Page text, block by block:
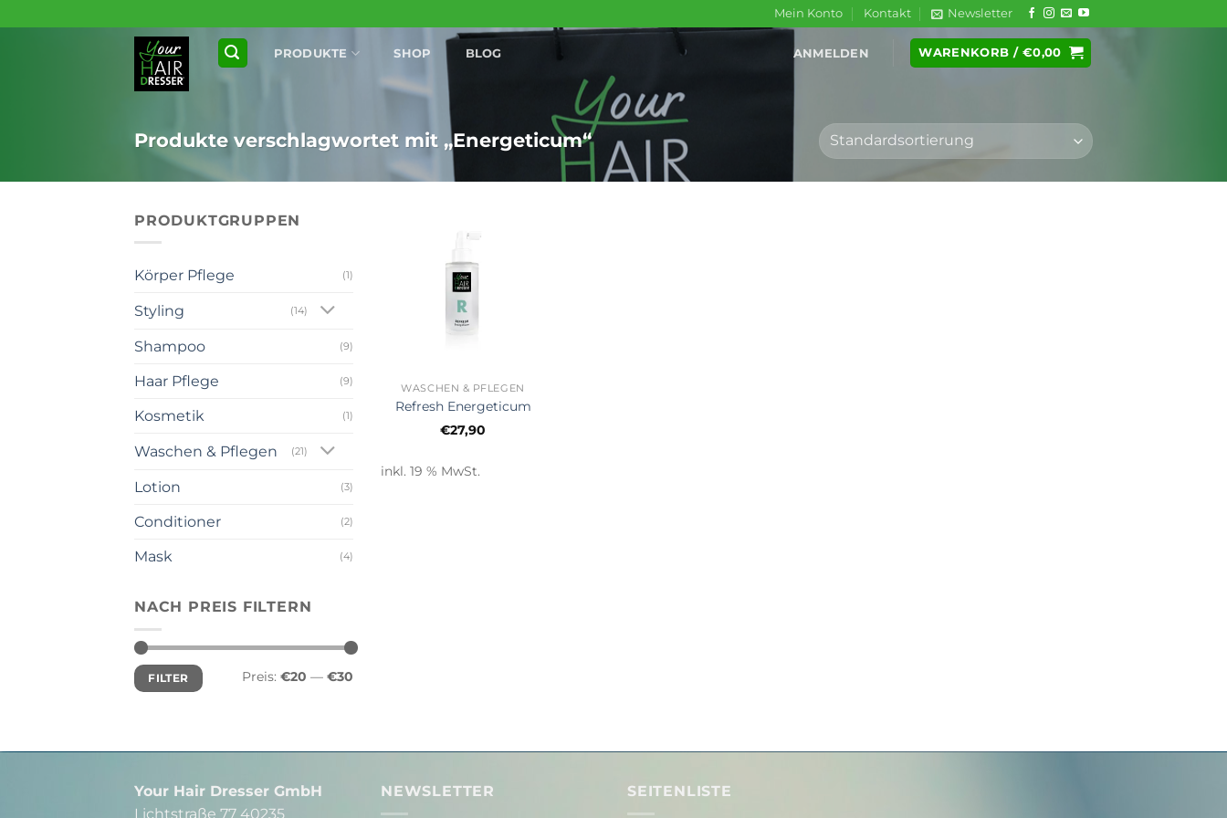
Inhalt
Mein Konto Kontakt Newsletter
PRODUKTE SHOP BLOG ANMELDEN WARENKORB / €0,00
Produkte verschlagwortet mit „Energeticum“
PRODUKTGRUPPEN
Körper Pflege (1)
Styling (14)
Shampoo (9)
Haar Pflege (9)
Kosmetik (1)
Waschen & Pflegen (21)
Lotion (3)
Conditioner (2)
Mask (4)
NACH PREIS FILTERN
Min.
Preis
Max.
Preis
FILTER Preis: €20 — €30
WASCHEN & PFLEGEN
Refresh Energeticum
€27,90
inkl. 19 % MwSt.
Your Hair Dresser GmbH
Lichtstraße 77 40235
NEWSLETTER SEITENLISTE